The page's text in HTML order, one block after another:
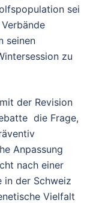
sei
seinen
zu
der Revision
die Frage,
Anpassung
nach einer
in der Schweiz
Vielfalt